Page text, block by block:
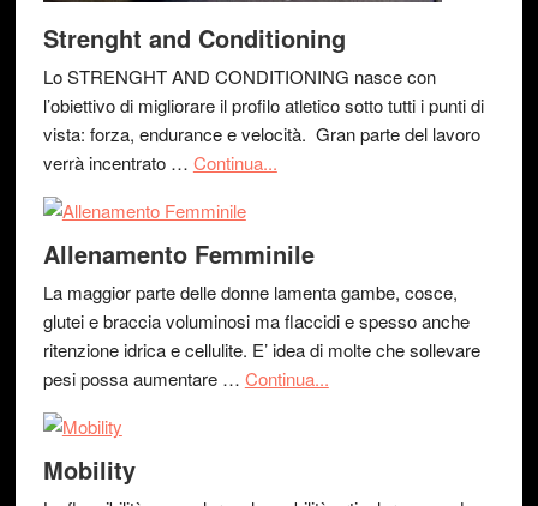
Strenght and Conditioning
Lo STRENGHT AND CONDITIONING nasce con
l’obiettivo di migliorare il profilo atletico sotto tutti i punti di
vista: forza, endurance e velocità. Gran parte del lavoro
verrà incentrato … Continua...
Allenamento Femminile
La maggior parte delle donne lamenta gambe, cosce,
glutei e braccia voluminosi ma flaccidi e spesso anche
ritenzione idrica e cellulite. E’ idea di molte che sollevare
pesi possa aumentare … Continua...
Mobility